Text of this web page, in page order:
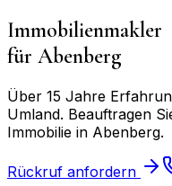
Immobilienmakler
für Abenberg
Über 15 Jahre
Umland. Beauftragen
Immobilie in Abenberg.
Rückruf anfordern